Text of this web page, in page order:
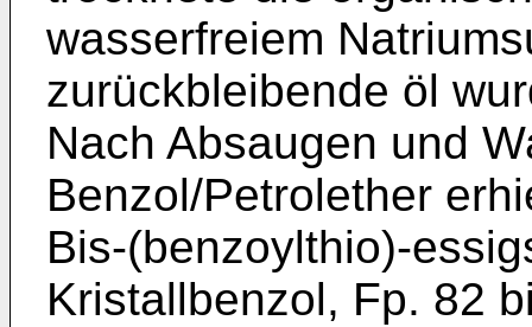
wasserfreiem
zurückbleibende öl
Nach Absaugen und
Benzol/Petrolether
Bis-(benzoylthio)-
Kristallbenzol, Fp. 82